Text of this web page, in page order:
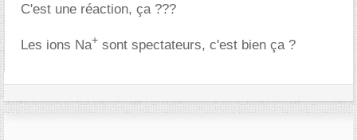
C'est une réaction, ça ???
Les ions Na+ sont spectateurs, c'est bien ça ?